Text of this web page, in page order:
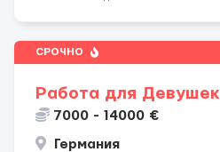
СРОЧНО
Работа для Девушек
7000 - 14000 €
Германия